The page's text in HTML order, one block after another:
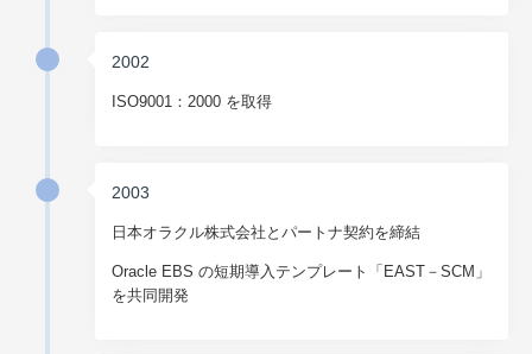
2002
ISO9001：2000 を取得
2003
日本オラクル株式会社とパートナ契約を締結
Oracle EBS の短期導入テンプレート「EAST－SCM」
を共同開発